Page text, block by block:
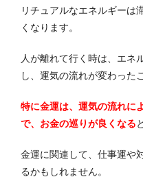
リチュアルなエネルギーは
くなります。
人が離れて行く時は、エネ
し、運気の流れが変わった
特に金運は、運気の流れに
で、お金の巡りが良くなる
金運に関連して、仕事運や
るかもしれません。